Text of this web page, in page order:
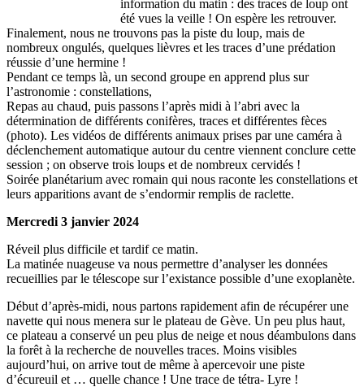
information du matin : des traces de loup ont
été vues la veille ! On espère les retrouver.
Finalement, nous ne trouvons pas la piste du loup, mais de
nombreux ongulés, quelques lièvres et les traces d’une prédation
réussie d’une hermine !
Pendant ce temps là, un second groupe en apprend plus sur
l’astronomie : constellations,
Repas au chaud, puis passons l’après midi à l’abri avec la
détermination de différents conifères, traces et différentes fèces
(photo). Les vidéos de différents animaux prises par une caméra à
déclenchement automatique autour du centre viennent conclure cette
session ; on observe trois loups et de nombreux cervidés !
Soirée planétarium avec romain qui nous raconte les constellations et
leurs apparitions avant de s’endormir remplis de raclette.
Mercredi 3 janvier 2024
Réveil plus difficile et tardif ce matin.
La matinée nuageuse va nous permettre d’analyser les données
recueillies par le télescope sur l’existance possible d’une exoplanète.
Début d’après-midi, nous partons rapidement afin de récupérer une
navette qui nous menera sur le plateau de Gève. Un peu plus haut,
ce plateau a conservé un peu plus de neige et nous déambulons dans
la forêt à la recherche de nouvelles traces. Moins visibles
aujourd’hui, on arrive tout de même à apercevoir une piste
d’écureuil et … quelle chance ! Une trace de tétra- Lyre !